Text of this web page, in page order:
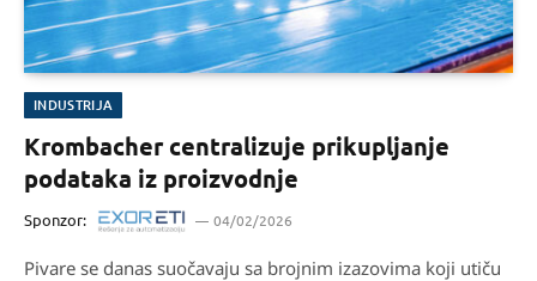
INDUSTRIJA
Krombacher centralizuje prikupljanje
podataka iz proizvodnje
Sponzor: 04/02/2026
Pivare se danas suočavaju sa brojnim izazovima koji utiču